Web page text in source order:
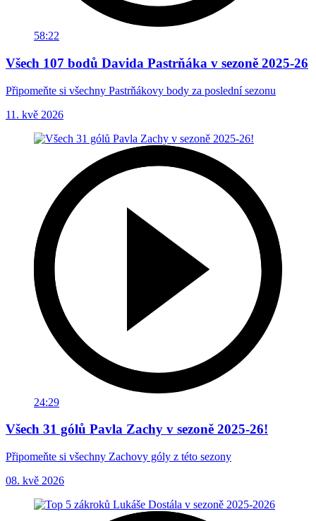
58:22
Všech 107 bodů Davida Pastrňáka v sezoně 2025-26
Připomeňte si všechny Pastrňákovy body za poslední sezonu
11. kvě 2026
24:29
Všech 31 gólů Pavla Zachy v sezoně 2025-26!
Připomeňte si všechny Zachovy góly z této sezony
08. kvě 2026